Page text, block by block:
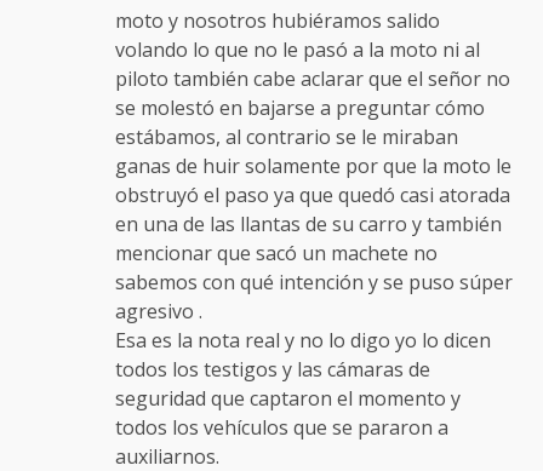
moto y nosotros hubiéramos salido
volando lo que no le pasó a la moto ni al
piloto también cabe aclarar que el señor no
se molestó en bajarse a preguntar cómo
estábamos, al contrario se le miraban
ganas de huir solamente por que la moto le
obstruyó el paso ya que quedó casi atorada
en una de las llantas de su carro y también
mencionar que sacó un machete no
sabemos con qué intención y se puso súper
agresivo .
Esa es la nota real y no lo digo yo lo dicen
todos los testigos y las cámaras de
seguridad que captaron el momento y
todos los vehículos que se pararon a
auxiliarnos.